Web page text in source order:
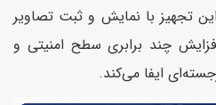
تجهیز با نمایش و ثبت تصاویر
چند برابری سطح امنیتی و
ایفا می‌کند.